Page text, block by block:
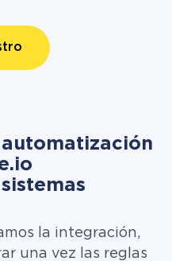
la integración,
una vez las reglas